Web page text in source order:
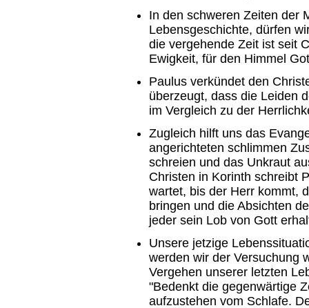
In den schweren Zeiten der
Lebensgeschichte, dürfen
die vergehende Zeit ist seit
Ewigkeit, für den Himmel
Paulus verkündet den
überzeugt, dass die Leiden
im Vergleich zu der
Zugleich hilft uns das
angerichteten schlimmen
schreien und das Unkraut
Christen in Korinth schreibt
wartet, bis der Herr kommt,
bringen und die Absichten
jeder sein Lob von Gott
Unsere jetzige
werden wir der Versuchung
Vergehen unserer letzten
"Bedenkt die gegenwärtige
aufzustehen vom Schlafe.